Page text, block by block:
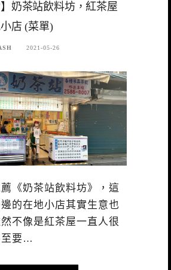
】奶茶站飲料坊，紅茶屋
店 (菜單)
2021-05-26
《奶茶站飲料坊》，這
的在地小店其實生意也
不像是紅茶屋一直人很
至要…